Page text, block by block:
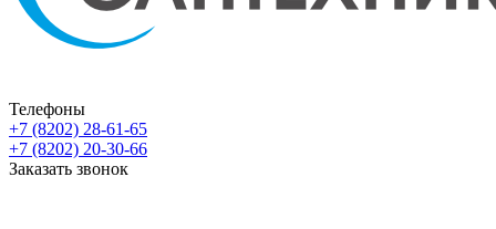
Телефоны
+7 (8202) 28‑61-65
+7 (8202) 20‑30-66
Заказать звонок